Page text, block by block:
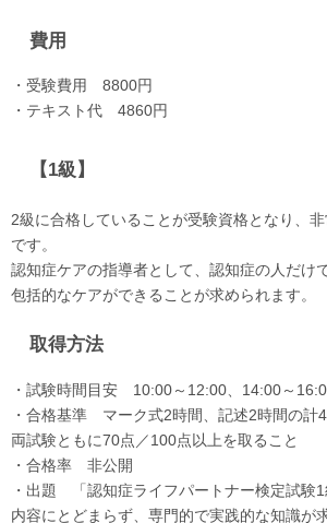
費用
・受験費用 8800円
・テキスト代 4860円
【1級】
2級に合格していることが受験資格となり、
です。
認知症ケアの指導者として、認知症の人だけ
包括的なケアができることが求められます。
取得方法
・試験時間目安 10:00～12:00、14:00～
・合格基準 マーク式2時間、記述2時間の計4
両試験ともに70点／100点以上を取ること
・合格率 非公開
・出題 「認知症ライフパートナー検定試
内容にとどまらず、専門的で実践的な知識が